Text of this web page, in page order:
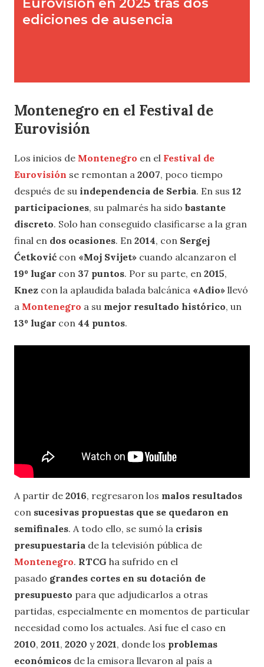
Montenegro en el Festival de
Eurovisión
Los inicios de Montenegro en el Festival de
Eurovisión se remontan a 2007, poco tiempo
después de su independencia de Serbia. En sus 12
participaciones, su palmarés ha sido bastante
discreto. Solo han conseguido clasificarse a la gran
final en dos ocasiones. En 2014, con Sergej
Ćetković con «Moj Svijet» cuando alcanzaron el
19º lugar con 37 puntos. Por su parte, en 2015,
Knez con la aplaudida balada balcánica «Adio» llevó
a Montenegro a su mejor resultado histórico, un
13º lugar con 44 puntos.
A partir de 2016, regresaron los malos resultados
con sucesivas propuestas que se quedaron en
semifinales. A todo ello, se sumó la crisis
presupuestaria de la televisión pública de
Montenegro. RTCG ha sufrido en el
pasado grandes cortes en su dotación de
presupuesto para que adjudicarlos a otras
partidas, especialmente en momentos de particular
necesidad como los actuales. Así fue el caso en
2010, 2011, 2020 y2021, donde los problemas
económicos de la emisora llevaron al país a